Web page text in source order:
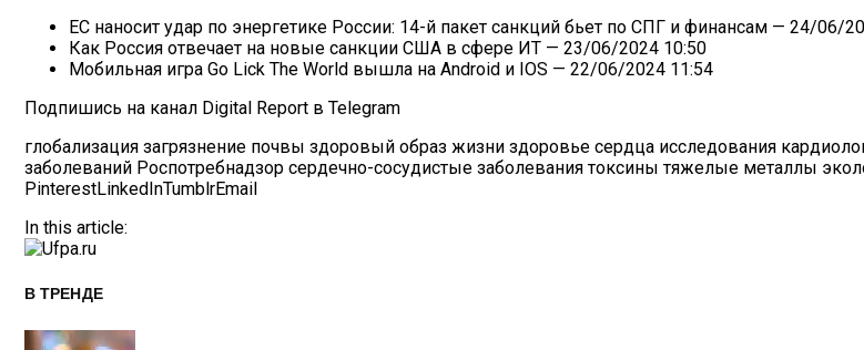
ЕС наносит удар по энергетике России: 14-й пакет санкций бьет по СПГ и финансам — 24/06/
Как Россия отвечает на новые санкции США в сфере ИТ — 23/06/2024 10:50
Мобильная игра Go Lick The World вышла на Android и IOS — 22/06/2024 11:54
Подпишись на канал Digital Report в Telegram
глобализация загрязнение почвы здоровый образ жизни здоровье сердца исследования
заболеваний Роспотребнадзор сердечно-сосудистые заболевания токсины тяжелые металлы
PinterestLinkedInTumblrEmail
In this article:
В ТРЕНДЕ